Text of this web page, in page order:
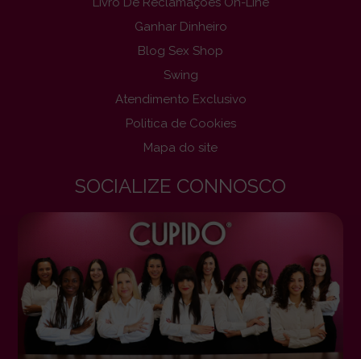
Ganhar Dinheiro
Blog Sex Shop
Swing
Atendimento Exclusivo
Politica de Cookies
Mapa do site
SOCIALIZE CONNOSCO